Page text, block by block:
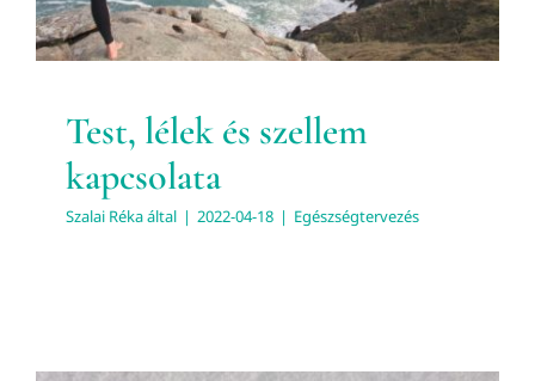
Test, lélek és szellem
kapcsolata
Szalai Rékaáltal | 2022-04-18 | Egészségtervezés